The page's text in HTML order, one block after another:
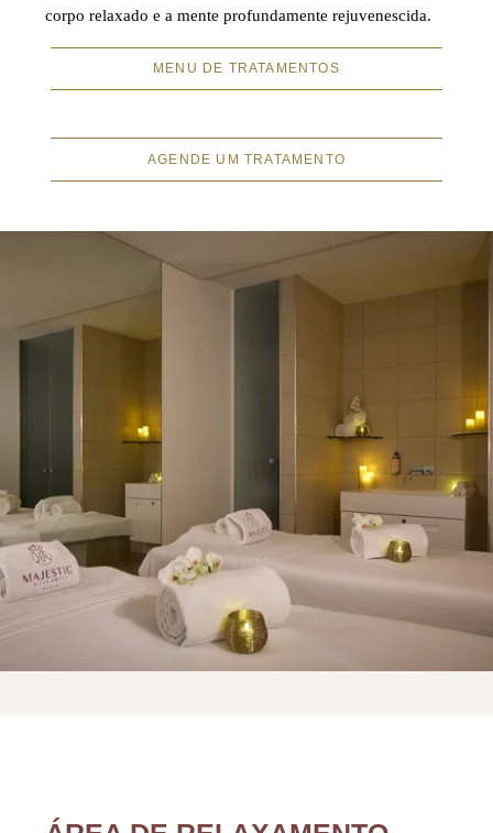
corpo relaxado e a mente profundamente rejuvenescida.
MENU DE TRATAMENTOS
AGENDE UM TRATAMENTO